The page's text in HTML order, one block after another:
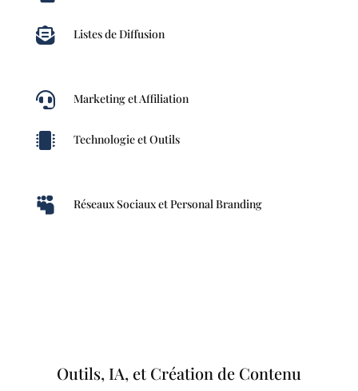
 Listes de Diffusion
 Marketing et Affiliation
 Technologie et Outils
 Réseaux Sociaux et Personal Branding
Outils, IA, et Création de Contenu